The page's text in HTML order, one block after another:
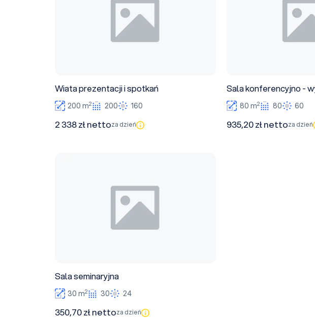
Wiata prezentacji i spotkań
200 m2 200 160
2 338 zł nettoza dzień
Sala konferencyjno -
80 m2 80 60
935,20 zł nettoza dzień
Sala seminaryjna
30 m2 30 24
350,70 zł nettoza dzień